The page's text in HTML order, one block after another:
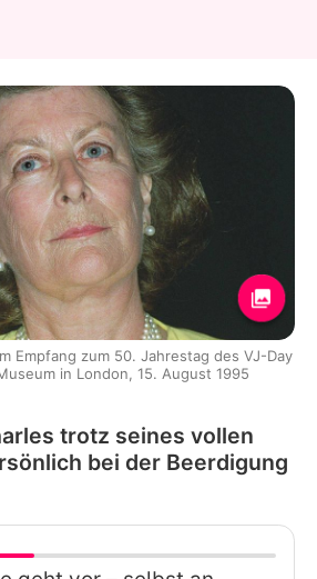
Empfang zum 50. Jahrestag des VJ-Day
in London, 15. August 1995
trotz seines vollen
bei der Beerdigung